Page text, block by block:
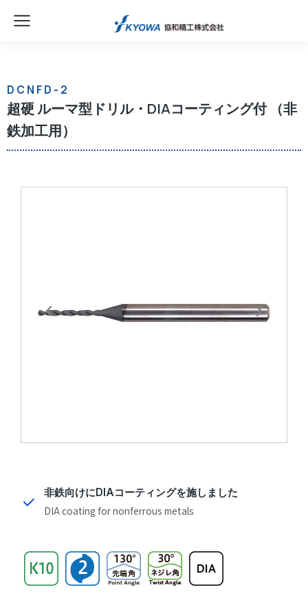
DCNFD-2
超硬 ルーマ型ドリル・DIAコーティング付 （非
鉄加工用）
非鉄向けにDIAコーティングを施しました
DIA coating for nonferrous metals